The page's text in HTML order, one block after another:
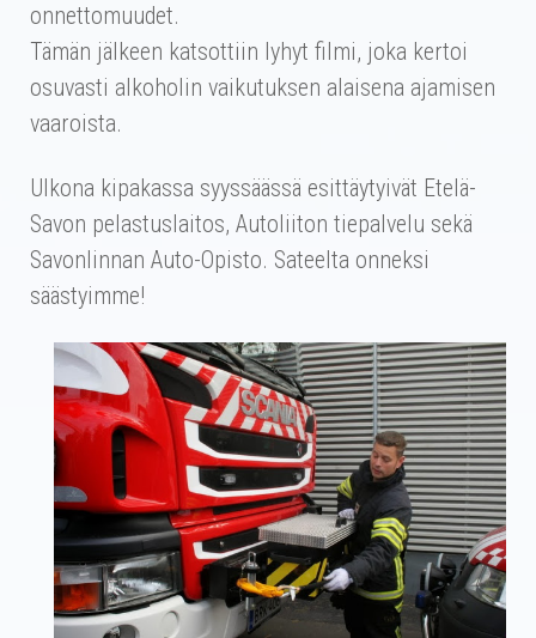
onnettomuudet.
Tämän jälkeen katsottiin lyhyt filmi, joka kertoi
osuvasti alkoholin vaikutuksen alaisena ajamisen
vaaroista.
Ulkona kipakassa syyssäässä esittäytyivät Etelä-
Savon pelastuslaitos, Autoliiton tiepalvelu sekä
Savonlinnan Auto-Opisto. Sateelta onneksi
säästyimme!